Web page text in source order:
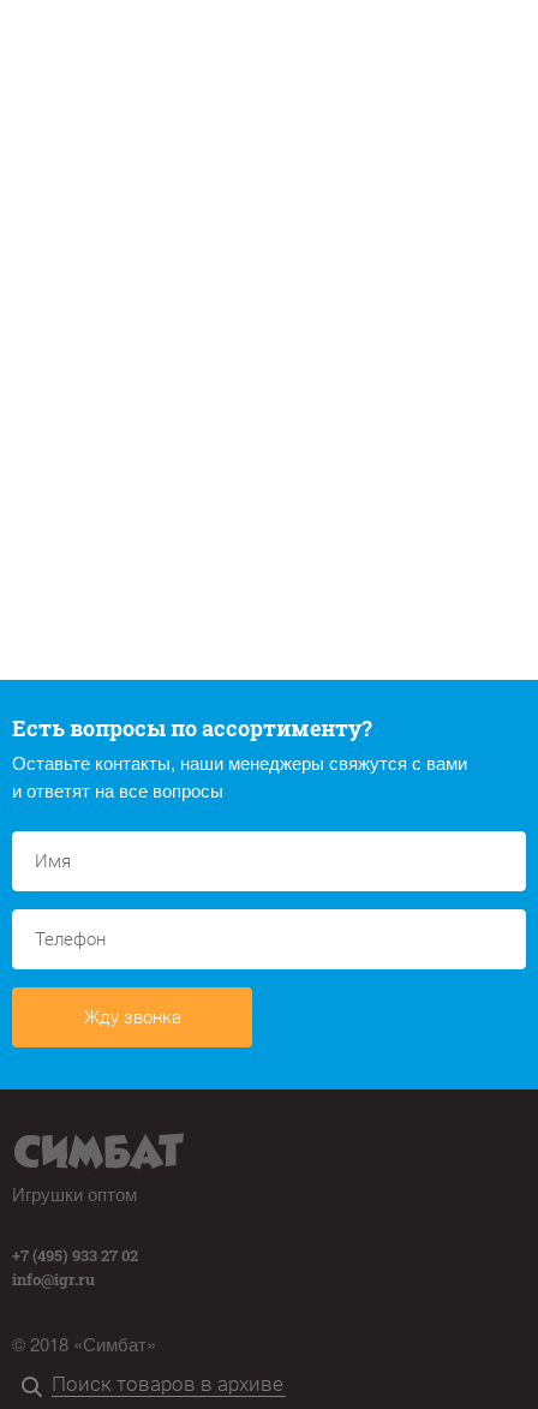
Есть вопросы по ассортименту?
Оставьте контакты, наши менеджеры свяжутся с вами
и ответят на все вопросы
Жду звонка
Игрушки оптом
+7 (495) 933 27 02
info@igr.ru
© 2018 «Симбат»